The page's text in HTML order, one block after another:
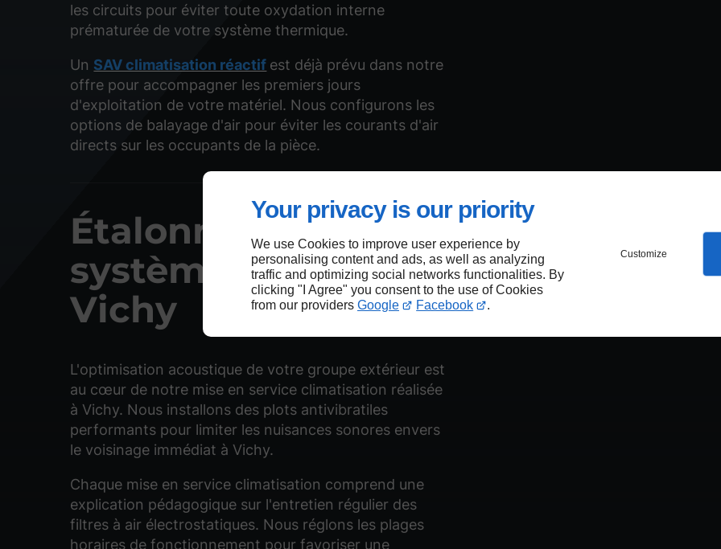
Your privacy is our priority
We use Cookies to improve user experience by
personalising content and ads, as well as analyzing
traffic and optimizing social networks functionalities. By
clicking "I Agree" you consent to the use of Cookies
from our providers Google Facebook .
Customize
les circuits pour éviter toute oxydation interne
prématurée de votre système thermique.
Un SAV climatisation réactif est déjà prévu dans notre
offre pour accompagner les premiers jours
d'exploitation de votre matériel. Nous configurons les
options de balayage d'air pour éviter les courants d'air
directs sur les occupants de la pièce.
Étalonnage des
systèmes de froid à
Vichy
L'optimisation acoustique de votre groupe extérieur est
au cœur de notre mise en service climatisation réalisée
à Vichy. Nous installons des plots antivibratiles
performants pour limiter les nuisances sonores envers
le voisinage immédiat à Vichy.
Chaque mise en service climatisation comprend une
explication pédagogique sur l'entretien régulier des
filtres à air électrostatiques. Nous réglons les plages
horaires de fonctionnement pour favoriser une